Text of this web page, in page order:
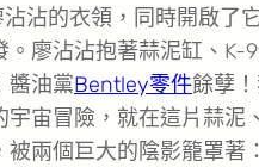
沾沾的衣領，同時開啟了
。廖沾沾抱著蒜泥缸、
醬油黨Bentley零件餘孽
宙冒險，就在這片蒜泥
兩個巨大的陰影籠罩著